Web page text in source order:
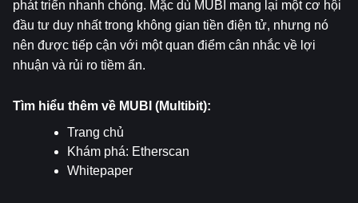
phát triển nhanh chóng. Mặc dù MUBI mang lại một cơ hội
đầu tư duy nhất trong không gian tiền điện tử, nhưng nó
nên được tiếp cận với một quan điểm cân nhắc về lợi
nhuận và rủi ro tiềm ẩn.
Tìm hiểu thêm về MUBI (Multibit):
Trang chủ
Khám phá: Etherscan
Whitepaper